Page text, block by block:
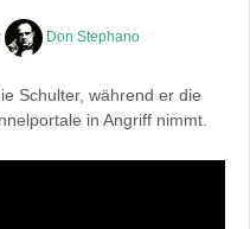
Don Stephano
Schulter, während er die
in Angriff nimmt.